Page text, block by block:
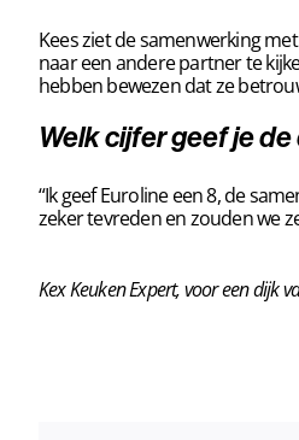
Kees ziet de samenwerking
naar een andere partner te
hebben bewezen dat ze
Welk cijfer geef je
“Ik geef Euroline een 8, de
zeker tevreden en zouden we
Kex Keuken Expert, voor een dijk